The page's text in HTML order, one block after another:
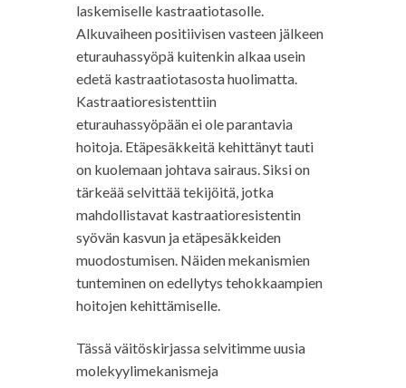
laskemiselle kastraatiotasolle.
Alkuvaiheen positiivisen vasteen jälkeen
eturauhassyöpä kuitenkin alkaa usein
edetä kastraatiotasosta huolimatta.
Kastraatioresistenttiin
eturauhassyöpään ei ole parantavia
hoitoja. Etäpesäkkeitä kehittänyt tauti
on kuolemaan johtava sairaus. Siksi on
tärkeää selvittää tekijöitä, jotka
mahdollistavat kastraatioresistentin
syövän kasvun ja etäpesäkkeiden
muodostumisen. Näiden mekanismien
tunteminen on edellytys tehokkaampien
hoitojen kehittämiselle.
Tässä väitöskirjassa selvitimme uusia
molekyylimekanismeja